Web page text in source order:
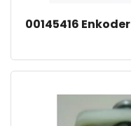
00145416 Enkoder